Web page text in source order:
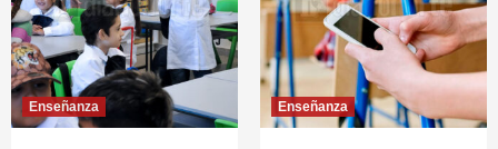
Enseñanza Enseñanza